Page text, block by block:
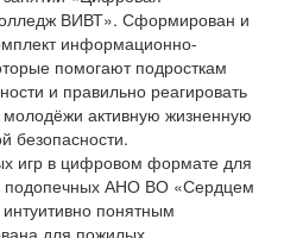
ВИВТ». Сформирован и
информационно-
помогают подросткам
и правильно реагировать
активную жизненную
безопасности.
игр в цифровом формате для
подопечных АНО ВО «Сердцем
понятным
для пожилых